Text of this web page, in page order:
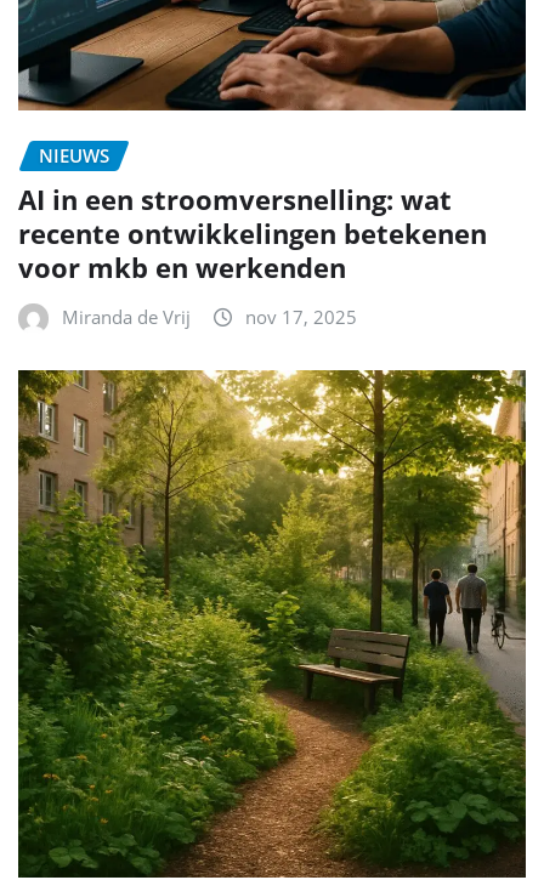
NIEUWS
AI in een stroomversnelling: wat
recente ontwikkelingen betekenen
voor mkb en werkenden
Miranda de Vrij nov 17, 2025